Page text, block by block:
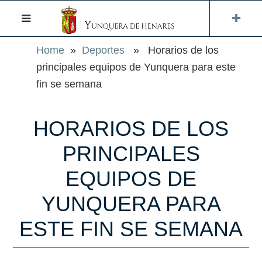
Home » Deportes » Horarios de los
principales equipos de Yunquera para este
fin se semana
HORARIOS DE LOS
PRINCIPALES
EQUIPOS DE
YUNQUERA PARA
ESTE FIN SE SEMANA